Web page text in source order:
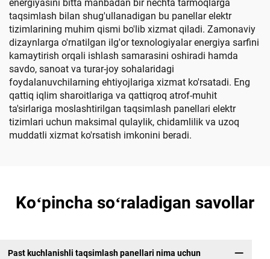
energiyasini bitta manbadan bir nechta tarmoqlarga
taqsimlash bilan shug'ullanadigan bu panellar elektr
tizimlarining muhim qismi bo'lib xizmat qiladi. Zamonaviy
dizaynlarga o'rnatilgan ilg'or texnologiyalar energiya sarfini
kamaytirish orqali ishlash samarasini oshiradi hamda
savdo, sanoat va turar-joy sohalaridagi
foydalanuvchilarning ehtiyojlariga xizmat ko'rsatadi. Eng
qattiq iqlim sharoitlariga va qattiqroq atrof-muhit
ta'sirlariga moslashtirilgan taqsimlash panellari elektr
tizimlari uchun maksimal qulaylik, chidamlilik va uzoq
muddatli xizmat ko'rsatish imkonini beradi.
Koʻpincha soʻraladigan savollar
Past kuchlanishli taqsimlash panellari nima uchun